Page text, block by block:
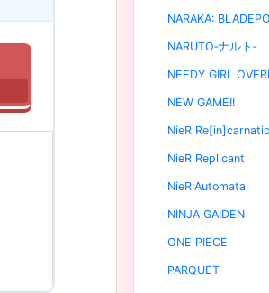
NARAKA:
NARUTO‐ナルト‐
NEEDY GIRL
NEW GAME!!
NieR
NieR Replicant
NieR:Automata
NINJA GAIDEN
ONE PIECE
PARQUET